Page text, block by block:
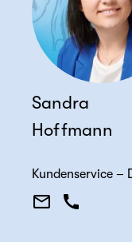
Sandra
Hoffmann
Kundenservice –